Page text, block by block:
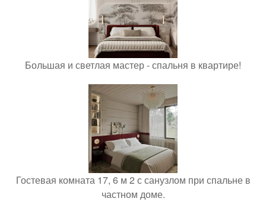
Большая и светлая мастер - спальня в квартире!
Гостевая комната 17, 6 м 2 с санузлом при спальне в
частном доме.